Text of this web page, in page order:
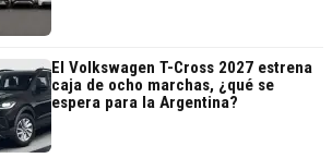
El Volkswagen T-Cross 2027 estrena
caja de ocho marchas, ¿qué se
espera para la Argentina?